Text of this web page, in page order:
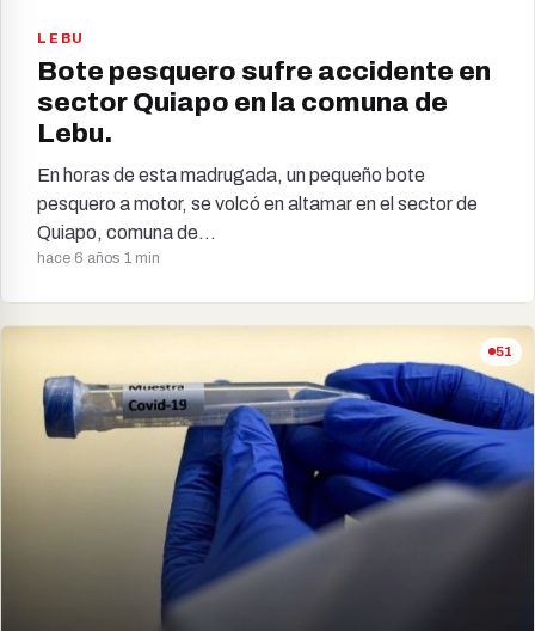
LEBU
Bote pesquero sufre accidente en
sector Quiapo en la comuna de
Lebu.
En horas de esta madrugada, un pequeño bote
pesquero a motor, se volcó en altamar en el sector de
Quiapo, comuna de…
hace 6 años·1 min
51